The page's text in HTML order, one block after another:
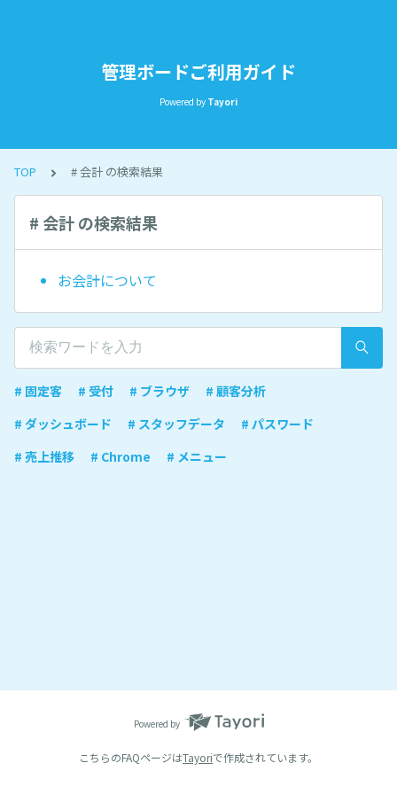
管理ボードご利用ガイド
Powered by Tayori
TOP # 会計 の検索結果
# 会計 の検索結果
お会計について
# 固定客 # 受付 # ブラウザ
# 顧客分析
# ダッシュボード
# スタッフデータ
# パスワード
# 売上推移
# Chrome # メニュー
Powered by
こちらのFAQページはTayoriで作成されています。